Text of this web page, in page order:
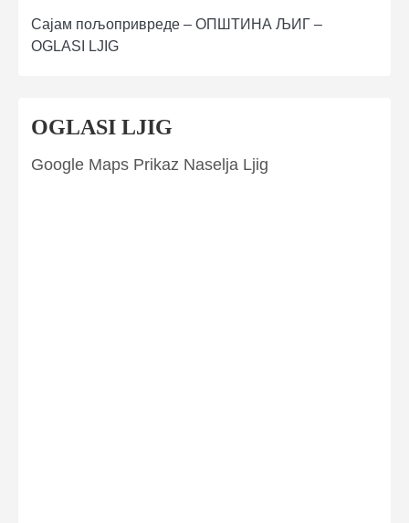
Сајам пољопривреде – ОПШТИНА ЉИГ –
OGLASI LJIG
OGLASI LJIG
Google Maps Prikaz Naselja Ljig